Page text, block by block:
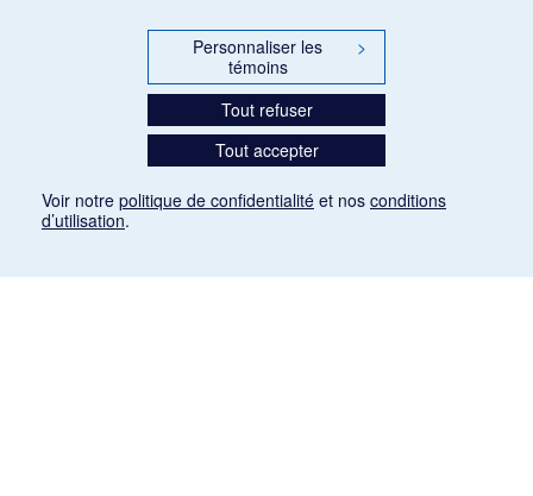
Personnaliser les
témoins
>
Tout refuser
Tout accepter
Voir notre politique de confidentialité et nos conditions
d’utilisation.